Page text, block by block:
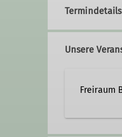
Termindetails
Unsere
Freiraum